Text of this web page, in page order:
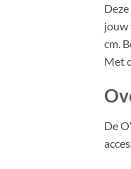
jouw
cm.
Met
De